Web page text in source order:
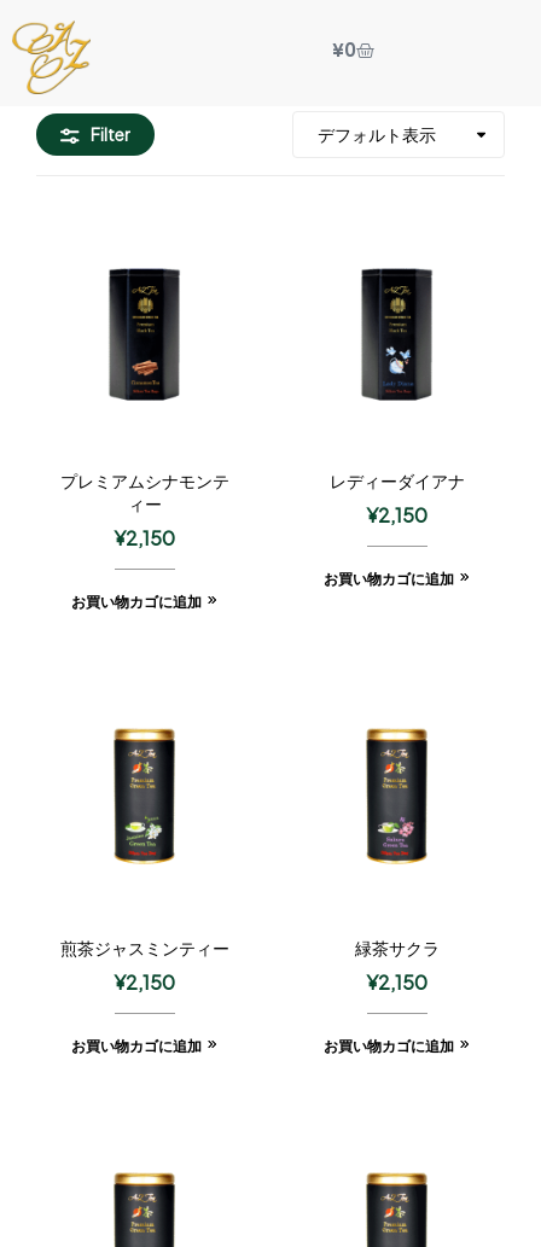
¥0
Filter
プレミアムシナモンテ
ィー
¥2,150
お買い物カゴに追加
レディーダイアナ
¥2,150
お買い物カゴに追加
煎茶ジャスミンティー
¥2,150
お買い物カゴに追加
緑茶サクラ
¥2,150
お買い物カゴに追加